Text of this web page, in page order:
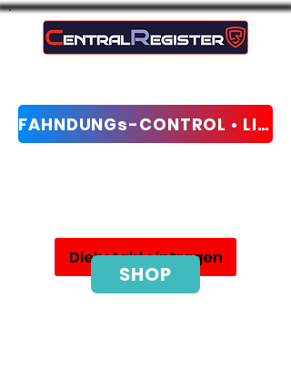
FAHNDUNGs-CONTROL • LIVE-CHECK
Diebstahl eintragen
SHOP